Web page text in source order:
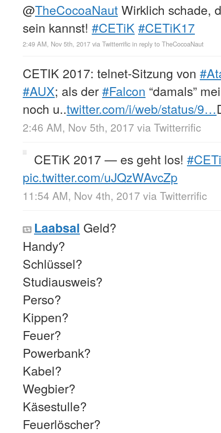
@TheCocoaNautWirklich schade,
sein kannst! #CETiK #CETiK17
2:49 AM, Nov 5th, 2017 via Twitterrific in reply to TheCocoaNaut
CETIK 2017: telnet-Sitzung von
#AUX; als der#Falcon “damals”
noch u..twitter.com/i/web/status/9…
2:46 AM, Nov 5th, 2017 via Twitterrific
CETiK 2017 — es geht los!
pic.twitter.com/uJQzWAvcZp
11:54 AM, Nov 4th, 2017 via Twitterrific
Laabsal Geld?
Handy?
Schlüssel?
Studiausweis?
Perso?
Kippen?
Feuer?
Powerbank?
Kabel?
Wegbier?
Käsestulle?
Feuerlöscher?